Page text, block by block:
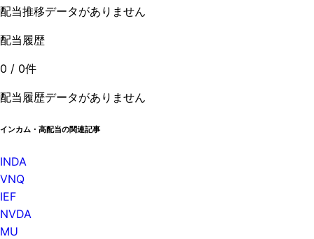
配当推移データがありません
配当履歴
0 / 0件
配当履歴データがありません
インカム・高配当の関連記事
INDA
VNQ
IEF
NVDA
MU